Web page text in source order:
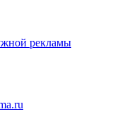
рекламы